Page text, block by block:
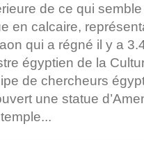
de ce qui
en calcaire,
qui a régné il y a
égyptien de la
de chercheurs
une statue